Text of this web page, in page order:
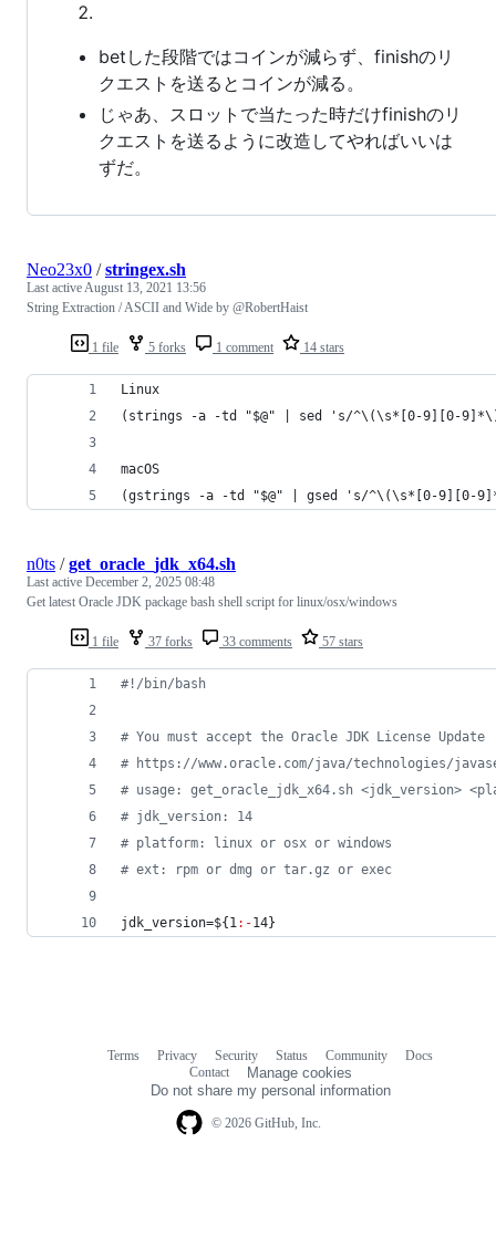
betした段階ではコインが減らず、finishのリ
クエストを送るとコインが減る。
じゃあ、スロットで当たった時だけfinishのリ
クエストを送るように改造してやればいいは
ずだ。
1 file 5 forks 1 comment 14 stars
Neo23x0 /stringex.sh
Last activeAugust 13, 2021 13:56
String Extraction / ASCII and Wide by @RobertHaist
Linux
(strings -a -td "$@" | sed 's/^\(\s*[0-9][0-
macOS
(gstrings -a -td "$@" | gsed 's/^\(\s*[0-
1 file 37 forks 33 comments 57 stars
n0ts /get_oracle_jdk_x64.sh
Last active December 2, 2025 08:48
Get latest Oracle JDK package bash shell script for linux/osx/windows
#! /bin/bash
# You must accept the Oracle JDK License Update
# https://www.oracle.com/java/technologies/
# usage: get_oracle_jdk_x64.sh <jdk_version>
# jdk_version: 14
# platform: linux or osx or windows
# ext: rpm or dmg or tar.gz or exec
jdk_version=${1:-14}
© 2026 GitHub, Inc.
Terms Privacy Security Status Community
Docs
Contact
Manage cookies
Do not share my personal information